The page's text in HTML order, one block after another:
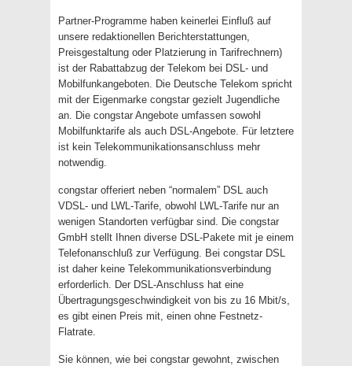
Partner-Programme haben keinerlei Einfluß auf
unsere redaktionellen Berichterstattungen,
Preisgestaltung oder Platzierung in Tarifrechnern)
ist der Rabattabzug der Telekom bei DSL- und
Mobilfunkangeboten. Die Deutsche Telekom spricht
mit der Eigenmarke congstar gezielt Jugendliche
an. Die congstar Angebote umfassen sowohl
Mobilfunktarife als auch DSL-Angebote. Für letztere
ist kein Telekommunikationsanschluss mehr
notwendig.
congstar offeriert neben “normalem” DSL auch
VDSL- und LWL-Tarife, obwohl LWL-Tarife nur an
wenigen Standorten verfügbar sind. Die congstar
GmbH stellt Ihnen diverse DSL-Pakete mit je einem
Telefonanschluß zur Verfügung. Bei congstar DSL
ist daher keine Telekommunikationsverbindung
erforderlich. Der DSL-Anschluss hat eine
Übertragungsgeschwindigkeit von bis zu 16 Mbit/s,
es gibt einen Preis mit, einen ohne Festnetz-
Flatrate.
Sie können, wie bei congstar gewohnt, zwischen